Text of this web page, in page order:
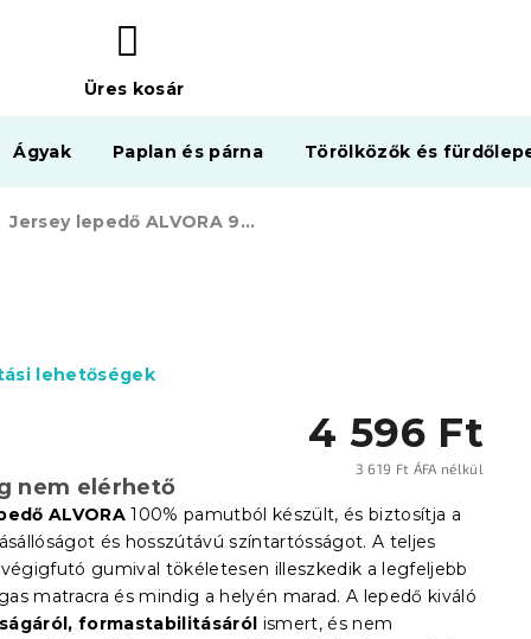
KOSÁR
Üres kosár
Ágyak Paplan és párna Törölközők és
Jersey lepedő ALVORA 90x200 cm rózsaszín
4 596 Ft
3 619 Ft ÁFA nélkül
nem elérhető
lehetőségek
ALVORA 100% pamutból készült, és biztosítja a
és hosszútávú színtartósságot. A teljes
gumival tökéletesen illeszkedik a legfeljebb
matracra és mindig a helyén marad. A lepedő kiváló
formastabilitásáról ismert, és nem